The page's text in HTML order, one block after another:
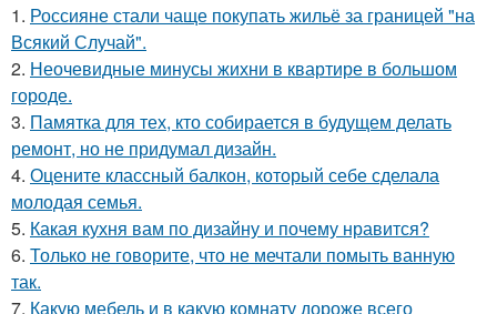
1. Россияне стали чаще покупать жильё за границей "на
Всякий Случай".
2. Неочевидные минусы жихни в квартире в большом
городе.
3. Памятка для тех, кто собирается в будущем делать
ремонт, но не придумал дизайн.
4. Оцените классный балкон, который себе сделала
молодая семья.
5. Какая кухня вам по дизайну и почему нравится?
6. Только не говорите, что не мечтали помыть ванную
так.
7. Какую мебель и в какую комнату дороже всего